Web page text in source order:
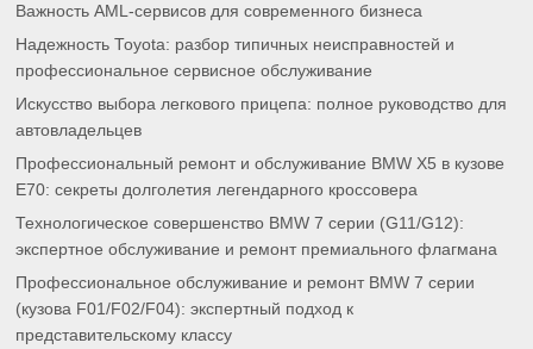
Важность AML-сервисов для современного бизнеса
Надежность Toyota: разбор типичных неисправностей и
профессиональное сервисное обслуживание
Искусство выбора легкового прицепа: полное руководство для
автовладельцев
Профессиональный ремонт и обслуживание BMW X5 в кузове
E70: секреты долголетия легендарного кроссовера
Технологическое совершенство BMW 7 серии (G11/G12):
экспертное обслуживание и ремонт премиального флагмана
Профессиональное обслуживание и ремонт BMW 7 серии
(кузова F01/F02/F04): экспертный подход к
представительскому классу